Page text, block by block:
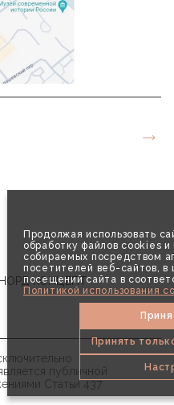
Продолжая использовать
обработку файлов cookies и
собираемых посредством
посетителей веб-сайтов, в
посещений сайта в
Политикой использования
Принять
НОРД КОНЦЕПТ
публичной
Статьи 437